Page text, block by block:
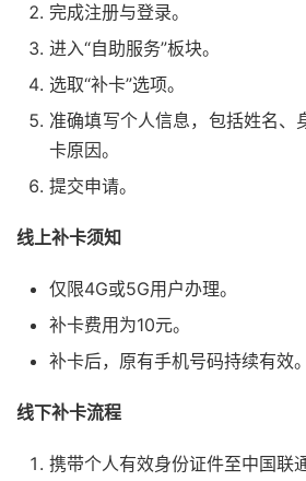
完成注册与登录。
进入“自助服务”板块。
选取“补卡”选项。
准确填写个人信息，包括姓名、
卡原因。
提交申请。
线上补卡须知
仅限4G或5G用户办理。
补卡费用为10元。
补卡后，原有手机号码持续有效。
线下补卡流程
携带个人有效身份证件至中国联